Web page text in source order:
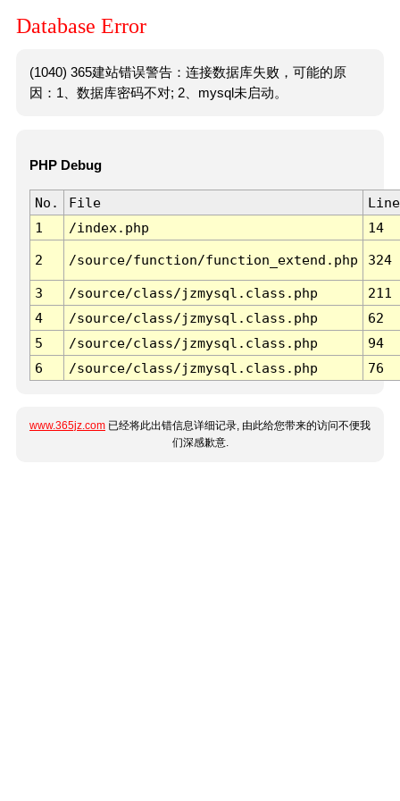
Database Error
(1040) 365建站错误警告：连接数据库失败，可能的原
因：1、数据库密码不对; 2、mysql未启动。
PHP Debug
No. File
Line
1
/index.php 14
2 /source/function/function_extend.php 324
3 /source/class/jzmysql.class.php
211
4
/source/class/jzmysql.class.php
62
5
/source/class/jzmysql.class.php
94
6
/source/class/jzmysql.class.php 76
www.365jz.com 已经将此出错信息详细记录, 由此给您带来的访问不便我
们深感歉意.